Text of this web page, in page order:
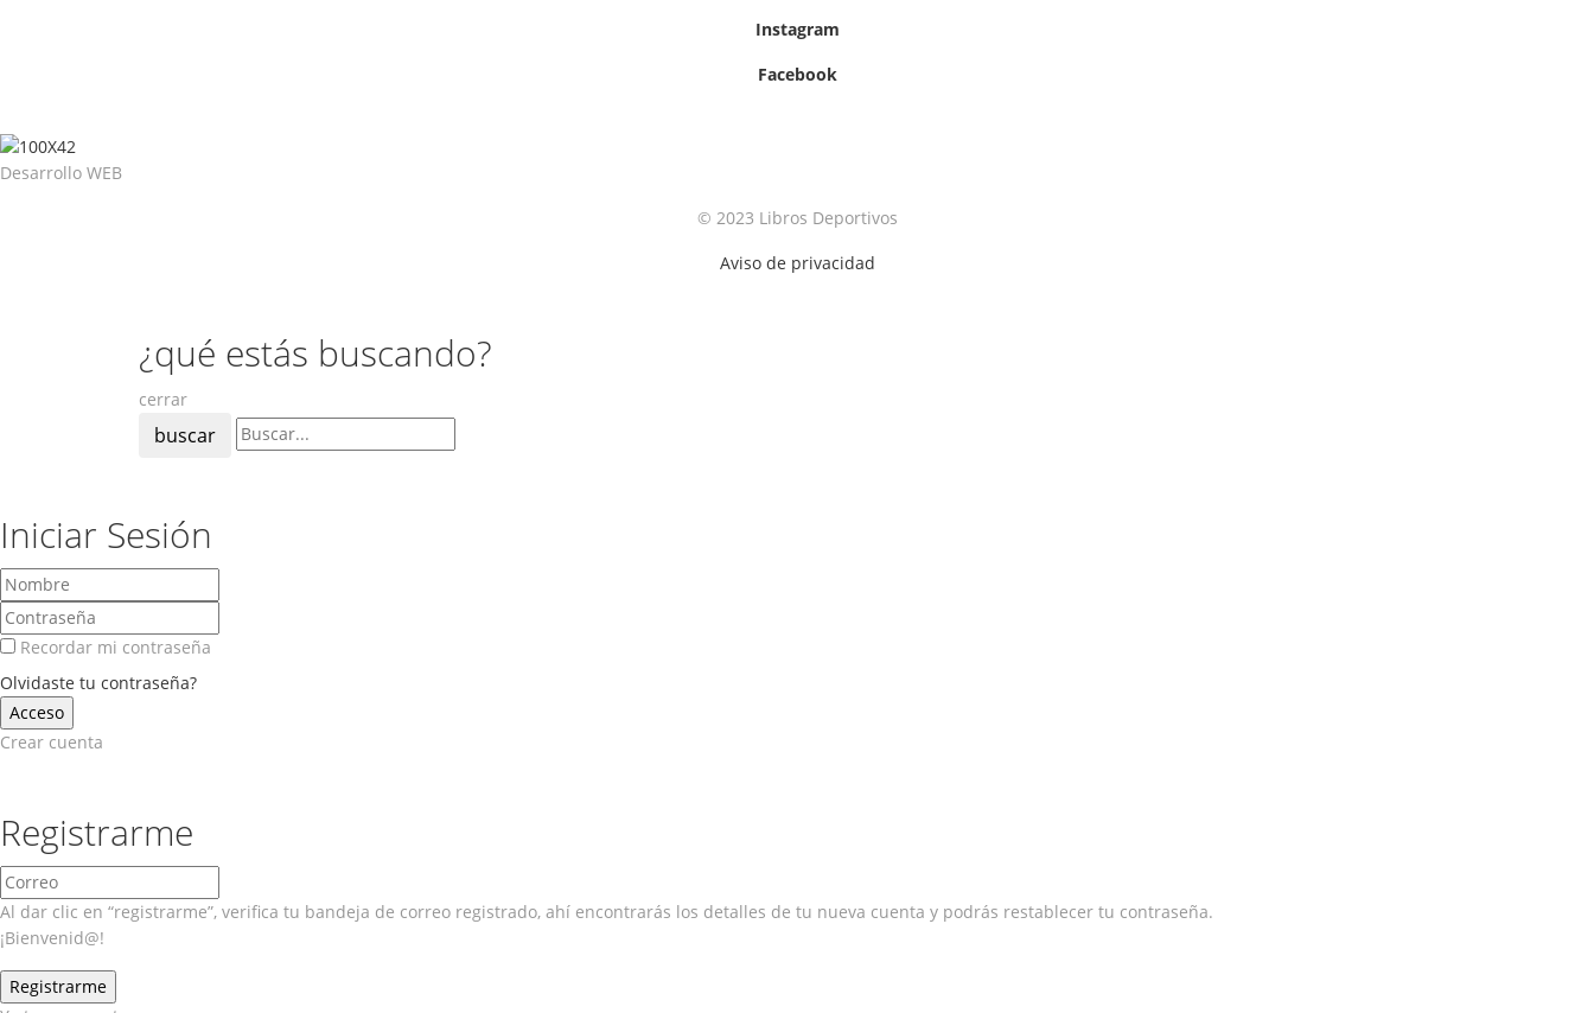
Instagram
Facebook
Desarrollo WEB
© 2023 Libros Deportivos
Aviso de privacidad
¿qué estás buscando?
cerrar
buscar
Iniciar Sesión
Recordar mi contraseña
Olvidaste tu contraseña?
Crear cuenta
Registrarme
Al dar clic en “registrarme”, verifica tu bandeja de correo registrado, ahí encontrarás los detalles de tu nueva cuenta y podrás restablecer tu contraseña.
¡Bienvenid@!